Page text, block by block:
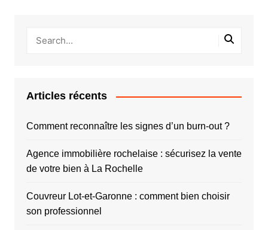
Articles récents
Comment reconnaître les signes d’un burn-out ?
Agence immobilière rochelaise : sécurisez la vente
de votre bien à La Rochelle
Couvreur Lot-et-Garonne : comment bien choisir
son professionnel